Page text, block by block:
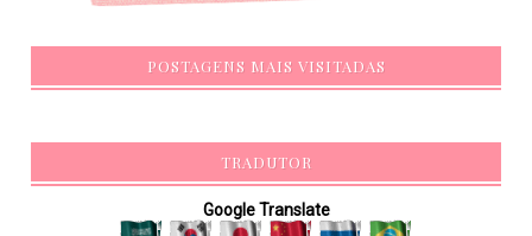
POSTAGENS MAIS VISITADAS
TRADUTOR
Google Translate